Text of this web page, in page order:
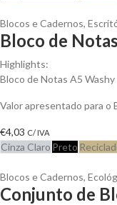
Blocos e Cadernos,
Bloco de
Highlights:
Bloco de Notas A5
Valor apresentado para o
€4,03 C/ IVA
Cinza Claro Preto
Blocos e Cadernos,
Conjunto de